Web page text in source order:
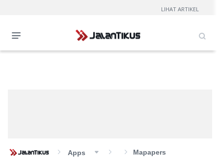
Apps Mapapers
LIHAT ARTIKEL